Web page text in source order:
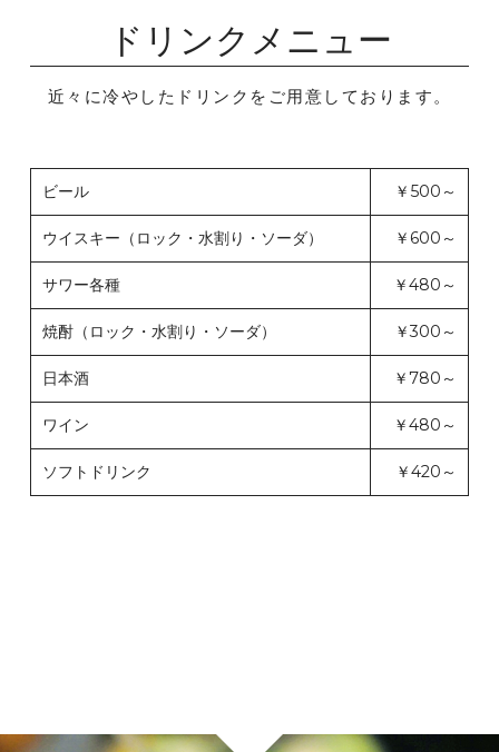
ドリンクメニュー
近々に冷やしたドリンクをご用意しております。
ビール ￥500～
ウイスキー（ロック・水割り・ソーダ） ￥600～
サワー各種 ￥480～
焼酎（ロック・水割り・ソーダ） ￥300～
日本酒 ￥780～
ワイン ￥480～
ソフトドリンク ￥420～